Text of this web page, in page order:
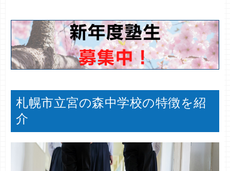
札幌市立宮の森中学校の特徴を紹
介